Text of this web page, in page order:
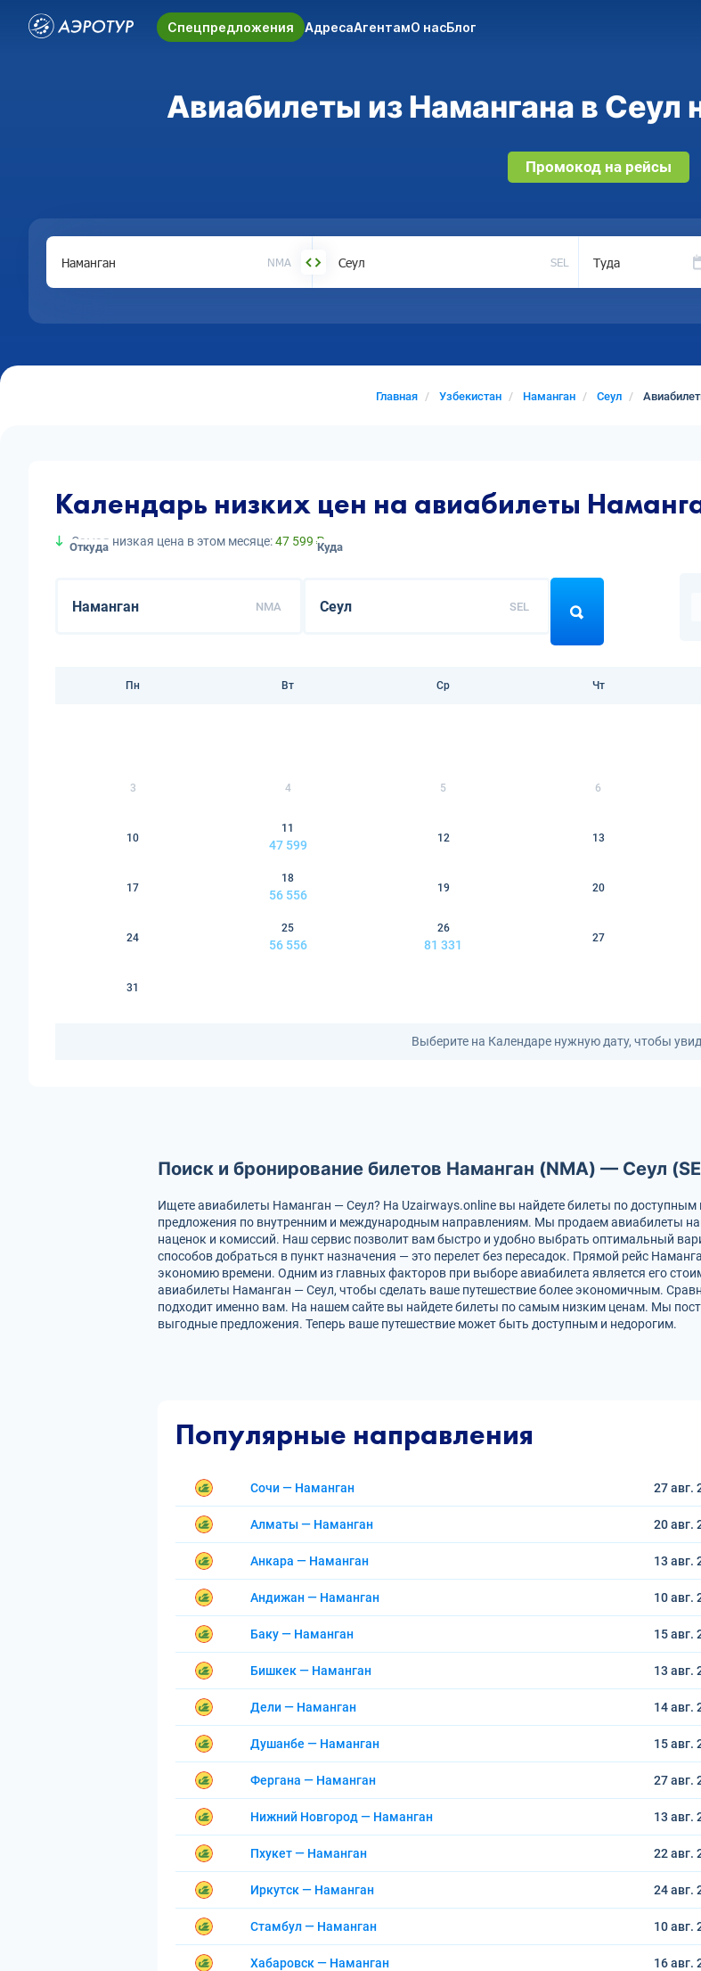
Спецпредложения АдресаАгентамО насБлог
Авиабилеты из Намангана в Сеул
Промокод на рейсы
NMA SEL Туда
Главная Узбекистан Наманган Сеул
Календарь низких цен на авиабилеты
Самая низкая цена в этом месяце:47 599 ₽
Откуда
NMA
Куда
SEL
Пн Вт Ср Чт
3 4 5 6
10
11
47 599
12 13
17
18
56 556
19 20
24
25
56 556
26
81 331
27
31
Выберите на Календаре нужную дату, чтобы
Поиск и бронирование билетов Наманган (NMA) — Сеул
Ищете авиабилеты Наманган — Сеул? На Uzairways.online вы найдете билеты по
предложения по внутренним и международным направлениям. Мы продаем авиабилеты
наценок и комиссий. Наш сервис позволит вам быстро и удобно выбрать оптимальный
способов добраться в пункт назначения — это перелет без пересадок. Прямой рейс
экономию времени. Одним из главных факторов при выборе авиабилета является его
авиабилеты Наманган — Сеул, чтобы сделать ваше путешествие более экономичным.
подходит именно вам. На нашем сайте вы найдете билеты по самым низким ценам. Мы
выгодные предложения. Теперь ваше путешествие может быть доступным и недорогим.
Популярные направления
Сочи — Наманган 27 авг.
Алматы — Наманган 20 авг.
Анкара — Наманган 13 авг.
Андижан — Наманган 10 авг.
Баку — Наманган 15 авг.
Бишкек — Наманган 13 авг.
Дели — Наманган 14 авг.
Душанбе — Наманган 15 авг.
Фергана — Наманган 27 авг.
Нижний Новгород — Наманган 13 авг.
Пхукет — Наманган 22 авг.
Иркутск — Наманган 24 авг.
Стамбул — Наманган 10 авг.
Хабаровск — Наманган 16 авг.